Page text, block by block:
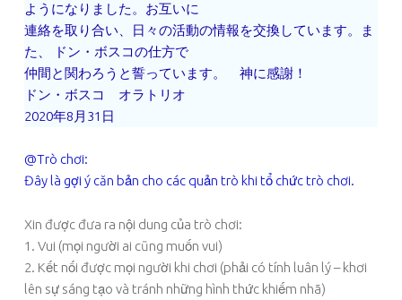
ようになりました。お互いに
連絡を取り合い、日々の活動の情報を交換しています。ま
た、 ドン・ボスコの仕方で
仲間と関わろうと誓っています。 神に感謝！
ドン・ボスコ オラトリオ
2020年8月31日
@Trò chơi:
Đây là gợi ý căn bản cho các quản trò khi tổ chức trò chơi.
Xin được đưa ra nội dung của trò chơi:
1. Vui (mọi người ai cũng muốn vui)
2. Kết nối được mọi người khi chơi (phải có tính luân lý – khơi
lên sự sáng tạo và tránh những hình thức khiếm nhã)